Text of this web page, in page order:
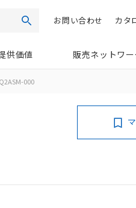
検索 カタ
お問い合わせ
供価値 販売ネットワー
000